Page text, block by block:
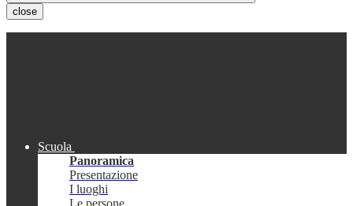
close
Scuola
Panoramica
Presentazione
I luoghi